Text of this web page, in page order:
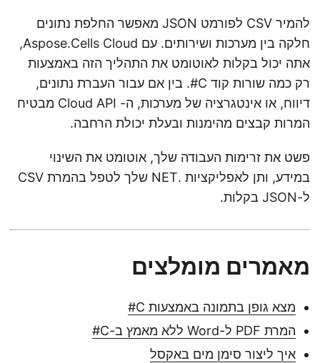
להמיר CSV לפורמט JSON מאפשר החלפת נתונים
חלקה בין מערכות ושירותים. עם Aspose.Cells Cloud,
אתה יכול בקלות לאוטומט את התהליך הזה באמצעות
רק כמה שורות קוד C#. בין אם עבור העברת נתונים,
דיווח, או אינטגרציה של מערכות, ה- Cloud API מבטיח
המרות קבצים מהימנות ובעלת יכולת הרחבה.
פשט את זרימות העבודה שלך, אוטומט את השינוי
במידע, ותן לאפליקציות .NET שלך לטפל בהמרת CSV
ל-JSON בקלות.
מאמרים מומלצים
מצא גופן בתמונה באמצעות C#
המרת PDF ל-Word ללא מאמץ ב-C#
איך ליצור סימן מים באקסל